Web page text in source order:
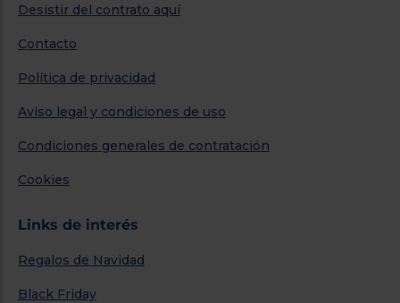
Desistir del contrato aquí
Contacto
Política de privacidad
Aviso legal y condiciones de uso
Condiciones generales de contratación
Cookies
Links de interés
Regalos de Navidad
Black Friday